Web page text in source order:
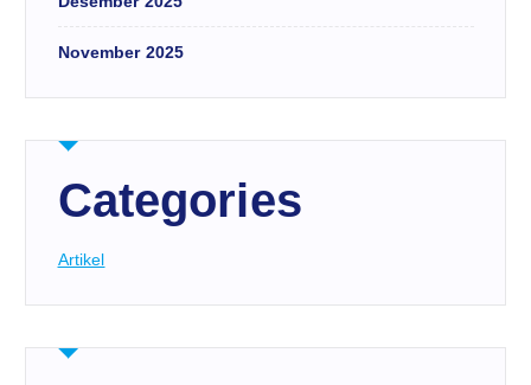
November 2025
Categories
Artikel